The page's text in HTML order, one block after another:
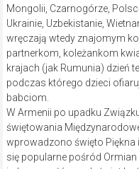
Mongolii, Czarnogórze,
Ukrainie, Uzbekistanie,
wręczają wtedy znajomym
partnerkom, koleżankom
krajach (jak Rumunia) dzień
podczas którego dzieci
babciom.
W Armenii po upadku
świętowania
wprowadzono święto Piękna
się popularne pośród